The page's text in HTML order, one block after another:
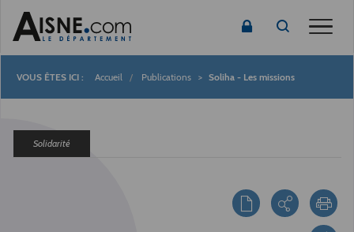
Fil
d'Ariane
Accueil Publications Soliha - Les missions
Solidarité